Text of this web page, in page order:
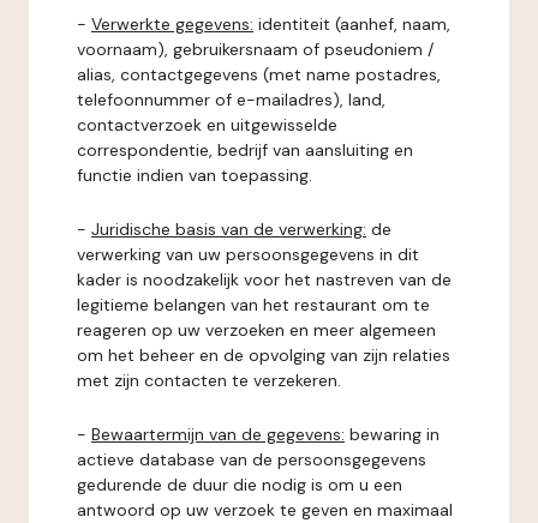
- Verwerkte gegevens: identiteit (aanhef, naam,
voornaam), gebruikersnaam of pseudoniem /
alias, contactgegevens (met name postadres,
telefoonnummer of e-mailadres), land,
contactverzoek en uitgewisselde
correspondentie, bedrijf van aansluiting en
functie indien van toepassing.
- Juridische basis van de verwerking: de
verwerking van uw persoonsgegevens in dit
kader is noodzakelijk voor het nastreven van de
legitieme belangen van het restaurant om te
reageren op uw verzoeken en meer algemeen
om het beheer en de opvolging van zijn relaties
met zijn contacten te verzekeren.
- Bewaartermijn van de gegevens: bewaring in
actieve database van de persoonsgegevens
gedurende de duur die nodig is om u een
antwoord op uw verzoek te geven en maximaal